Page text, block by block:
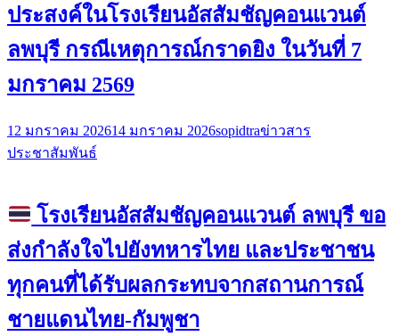
ประสงค์ในโรงเรียนอัสสัมชัญคอนแวนต์
ลพบุรี กรณีเหตุการณ์กราดยิง ในวันที่ 7
มกราคม 2569
12 มกราคม 202614 มกราคม 2026sopidtraข่าวสาร
ประชาสัมพันธ์
โรงเรียนอัสสัมชัญคอนแวนต์ ลพบุรี ขอ
ส่งกำลังใจไปยังทหารไทย และประชาชน
ทุกคนที่ได้รับผลกระทบจากสถานการณ์
ชายแดนไทย-กัมพูชา